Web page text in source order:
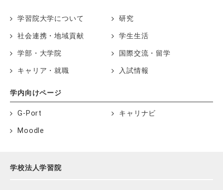
学習院大学について 研究
社会連携・地域貢献 学生生活
学部・大学院 国際交流・留学
キャリア・就職 入試情報
学内向けページ
G-Port キャリナビ
Moodle
学校法人学習院